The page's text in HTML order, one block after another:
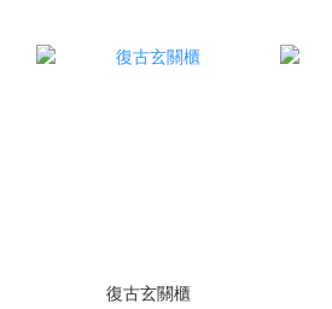
復古玄關櫃